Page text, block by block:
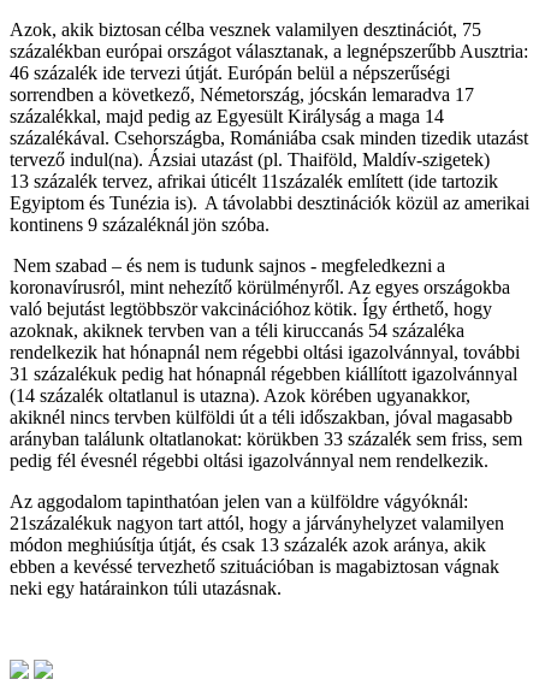
Azok, akik biztosan célba vesznek valamilyen desztinációt, 75
százalékban európai országot választanak, a legnépszerűbb Ausztria:
46 százalék ide tervezi útját. Európán belül a népszerűségi
sorrendben a következő, Németország, jócskán lemaradva 17
százalékkal, majd pedig az Egyesült Királyság a maga 14
százalékával. Csehországba, Romániába csak minden tizedik utazást
tervező indul(na). Ázsiai utazást (pl. Thaiföld, Maldív-szigetek)
13 százalék tervez, afrikai úticélt 11százalék említett (ide tartozik
Egyiptom és Tunézia is). A távolabbi desztinációk közül az amerikai
kontinens 9 százaléknál jön szóba.
Nem szabad – és nem is tudunk sajnos - megfeledkezni a
koronavírusról, mint nehezítő körülményről. Az egyes országokba
való bejutást legtöbbször vakcinációhoz kötik. Így érthető, hogy
azoknak, akiknek tervben van a téli kiruccanás 54 százaléka
rendelkezik hat hónapnál nem régebbi oltási igazolvánnyal, további
31 százalékuk pedig hat hónapnál régebben kiállított igazolvánnyal
(14 százalék oltatlanul is utazna). Azok körében ugyanakkor,
akiknél nincs tervben külföldi út a téli időszakban, jóval magasabb
arányban találunk oltatlanokat: körükben 33 százalék sem friss, sem
pedig fél évesnél régebbi oltási igazolvánnyal nem rendelkezik.
Az aggodalom tapinthatóan jelen van a külföldre vágyóknál:
21százalékuk nagyon tart attól, hogy a járványhelyzet valamilyen
módon meghiúsítja útját, és csak 13 százalék azok aránya, akik
ebben a kevéssé tervezhető szituációban is magabiztosan vágnak
neki egy határainkon túli utazásnak.